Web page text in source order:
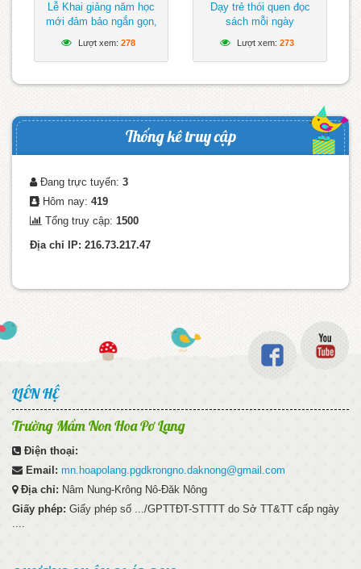
Lễ Khai giảng năm học
mới đảm bảo ngắn gọn,
Lượt xem: 278
Dạy trẻ thói quen đọc
sách mỗi ngày
Lượt xem: 273
Thống kê truy cập
Đang trực tuyến: 3
Hôm nay: 419
Tổng truy cập: 1500
Địa chỉ IP: 216.73.217.47
LIÊN HỆ
Trường Mầm Non Hoa Pơ Lang
Điện thoại:
Email: mn.hoapolang.pgdkrongno.daknong@gmail.com
Địa chỉ: Nâm Nung-Krông Nô-Đăk Nông
Giấy phép: Giấy phép số .../GPTTĐT-STTTT do Sở TT&TT cấp ngày
....